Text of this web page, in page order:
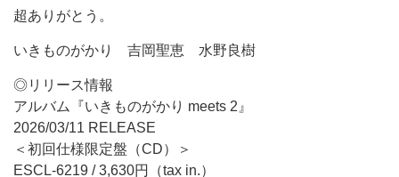
超ありがとう。
いきものがかり 吉岡聖恵 水野良樹
◎リリース情報
アルバム『いきものがかり meets 2』
2026/03/11 RELEASE
＜初回仕様限定盤（CD）＞
ESCL-6219 / 3,630円（tax in.）